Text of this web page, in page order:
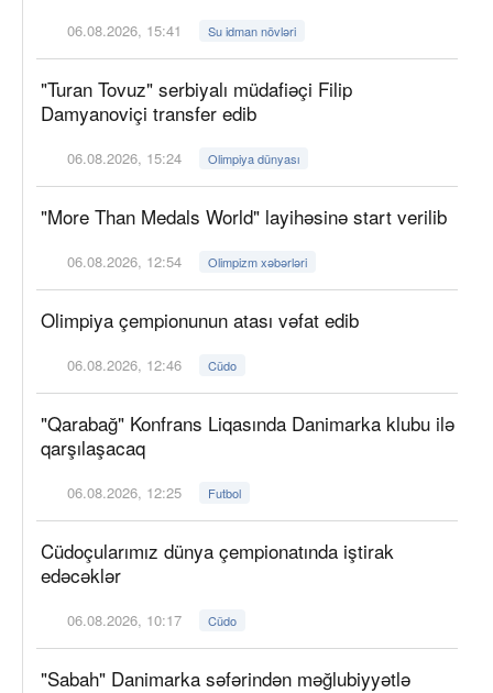
06.08.2026, 15:41 Su idman növləri
"Turan Tovuz" serbiyalı müdafiəçi Filip
Damyanoviçi transfer edib
06.08.2026, 15:24 Olimpiya dünyası
"More Than Medals World" layihəsinə start verilib
06.08.2026, 12:54 Olimpizm xəbərləri
Olimpiya çempionunun atası vəfat edib
06.08.2026, 12:46 Cüdo
"Qarabağ" Konfrans Liqasında Danimarka klubu ilə
qarşılaşacaq
06.08.2026, 12:25 Futbol
Cüdoçularımız dünya çempionatında iştirak
edəcəklər
06.08.2026, 10:17 Cüdo
"Sabah" Danimarka səfərindən məğlubiyyətlə